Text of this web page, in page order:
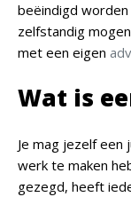
beëindigd
zelfstandig
met een eigen
Wat is
Je mag jezelf
werk te maken
gezegd, heeft